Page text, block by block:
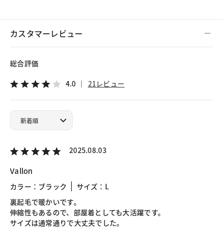
カスタマーレビュー
総合評価
4.0 21レビュー
2025.08.03
Vallon
カラー：ブラック
サイズ：L
裏起毛で暖かいです。
伸縮性もあるので、部屋着としても大活躍です。
サイズは通常通りで大丈夫でした。